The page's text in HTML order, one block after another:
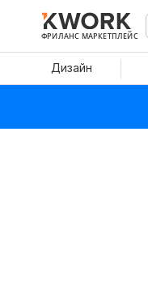
ФРИЛАНС МАРКЕТПЛЕЙС
Дизайн